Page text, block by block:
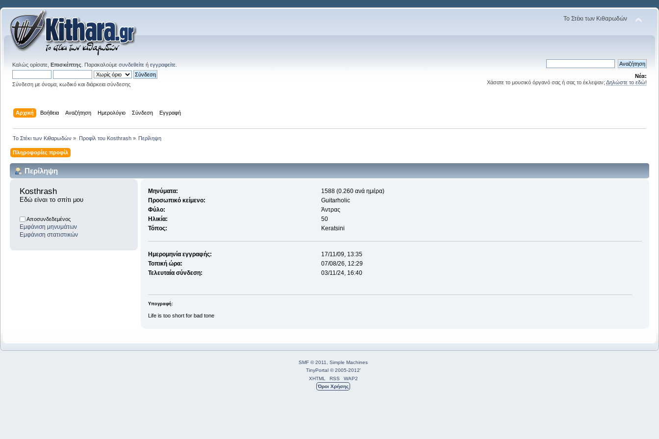
Το Στέκι των Κιθαρωδών
Καλώς ορίσατε, Επισκέπτης . Παρακαλούμε συνδεθείτε ή εγγραφείτε
Σύνδεση με όνομα, κωδικό και διάρκεια σύνδεσης
Νέα:
Χάσατε το μουσικό όργανό σας ή σας το έκλεψαν; Δηλώστε το εδώ!
Αρχική Βοήθεια Αναζήτηση Ημερολόγιο Σύνδεση Εγγραφή
Το Στέκι των Κιθαρωδών » Προφίλ του Kosthrash» Περίληψη
Πληροφορίες προφίλ
Περίληψη
Kosthrash
Εδώ είναι το σπίτι μου
Αποσυνδεδεμένος
Εμφάνιση μηνυμάτων
Εμφάνιση στατιστικών
Μηνύματα:
1588 (0.260 ανά ημέρα)
Προσωπικό κείμενο:
Guitarholic
Φύλο:
Άντρας
Ηλικία:
50
Τόπος:
Keratsini
Ημερομηνία εγγραφής:
17/11/09, 13:35
Τοπική ώρα:
07/08/26, 12:29
Τελευταία σύνδεση:
03/11/24, 16:40
Υπογραφή:
Life is too short for bad tone
SMF © 2011
Simple Machines
TinyPortal © 2005-2012'
XHTML
RSS
WAP2
Όροι Χρήσης